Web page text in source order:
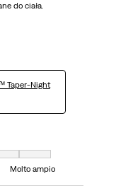
do ciała.
Taper-Night
e 7 è uguale a Molto
Molto ampio